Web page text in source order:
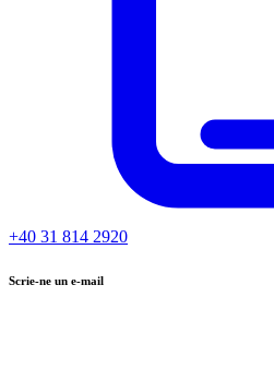
+40 31 814 2920
Scrie-ne un e-mail